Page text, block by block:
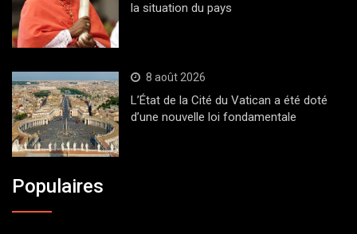
la situation du pays
8 août 2026
L’État de la Cité du Vatican a été doté
d’une nouvelle loi fondamentale
Populaires